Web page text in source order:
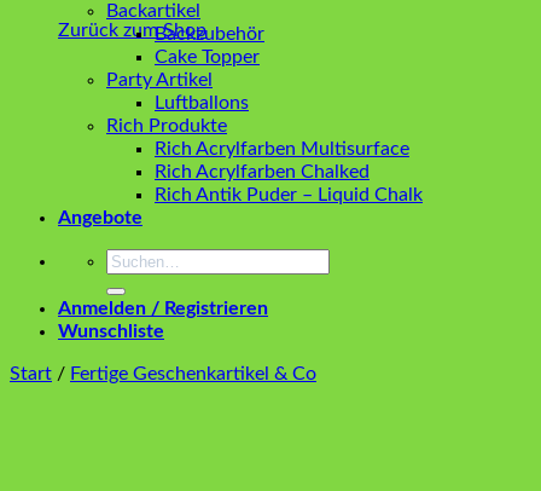
Zurück zum Shop
Backartikel
Backzubehör
Cake Topper
Party Artikel
Luftballons
Rich Produkte
Rich Acrylfarben Multisurface
Rich Acrylfarben Chalked
Rich Antik Puder – Liquid Chalk
Angebote
Suchen
Anmelden / Registrieren
Wunschliste
Start / Fertige Geschenkartikel & Co